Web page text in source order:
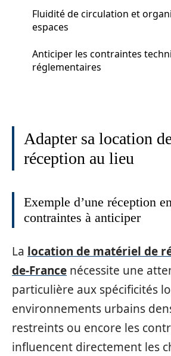
Fluidité de circulation et
espaces
Anticiper les contraintes
réglementaires
Adapter sa location
réception au lieu
Exemple d’une réception
contraintes à anticiper
La location de matériel de
de-France nécessite une
particulière aux spécificités
environnements urbains
restreints ou encore les
influencent directement les